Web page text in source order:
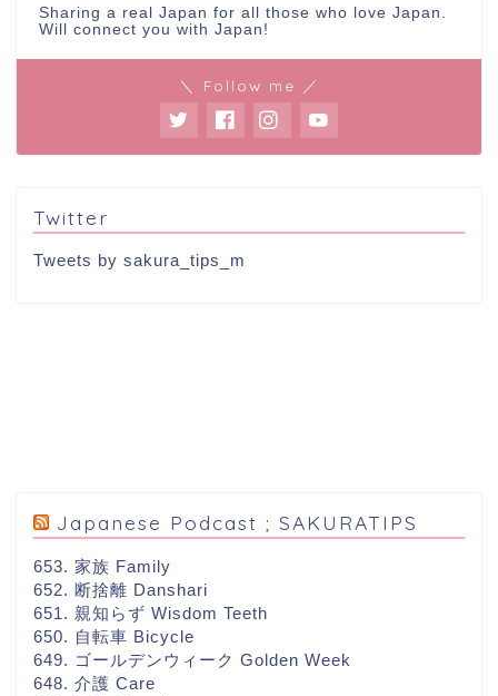
Sharing a real Japan for all those who love Japan.
Will connect you with Japan!
＼ Follow me ／
Twitter
Tweets by sakura_tips_m
Japanese Podcast ; SAKURATIPS
653. 家族 Family
652. 断捨離 Danshari
651. 親知らず Wisdom Teeth
650. 自転車 Bicycle
649. ゴールデンウィーク Golden Week
648. 介護 Care